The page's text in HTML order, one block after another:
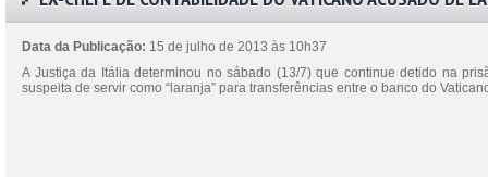
Data da Publicação: 15 de julho de 2013 às 10h37
A Justiça da Itália determinou no sábado (13/7) que continue detido na
suspeita de servir como “laranja” para transferências entre o banco do